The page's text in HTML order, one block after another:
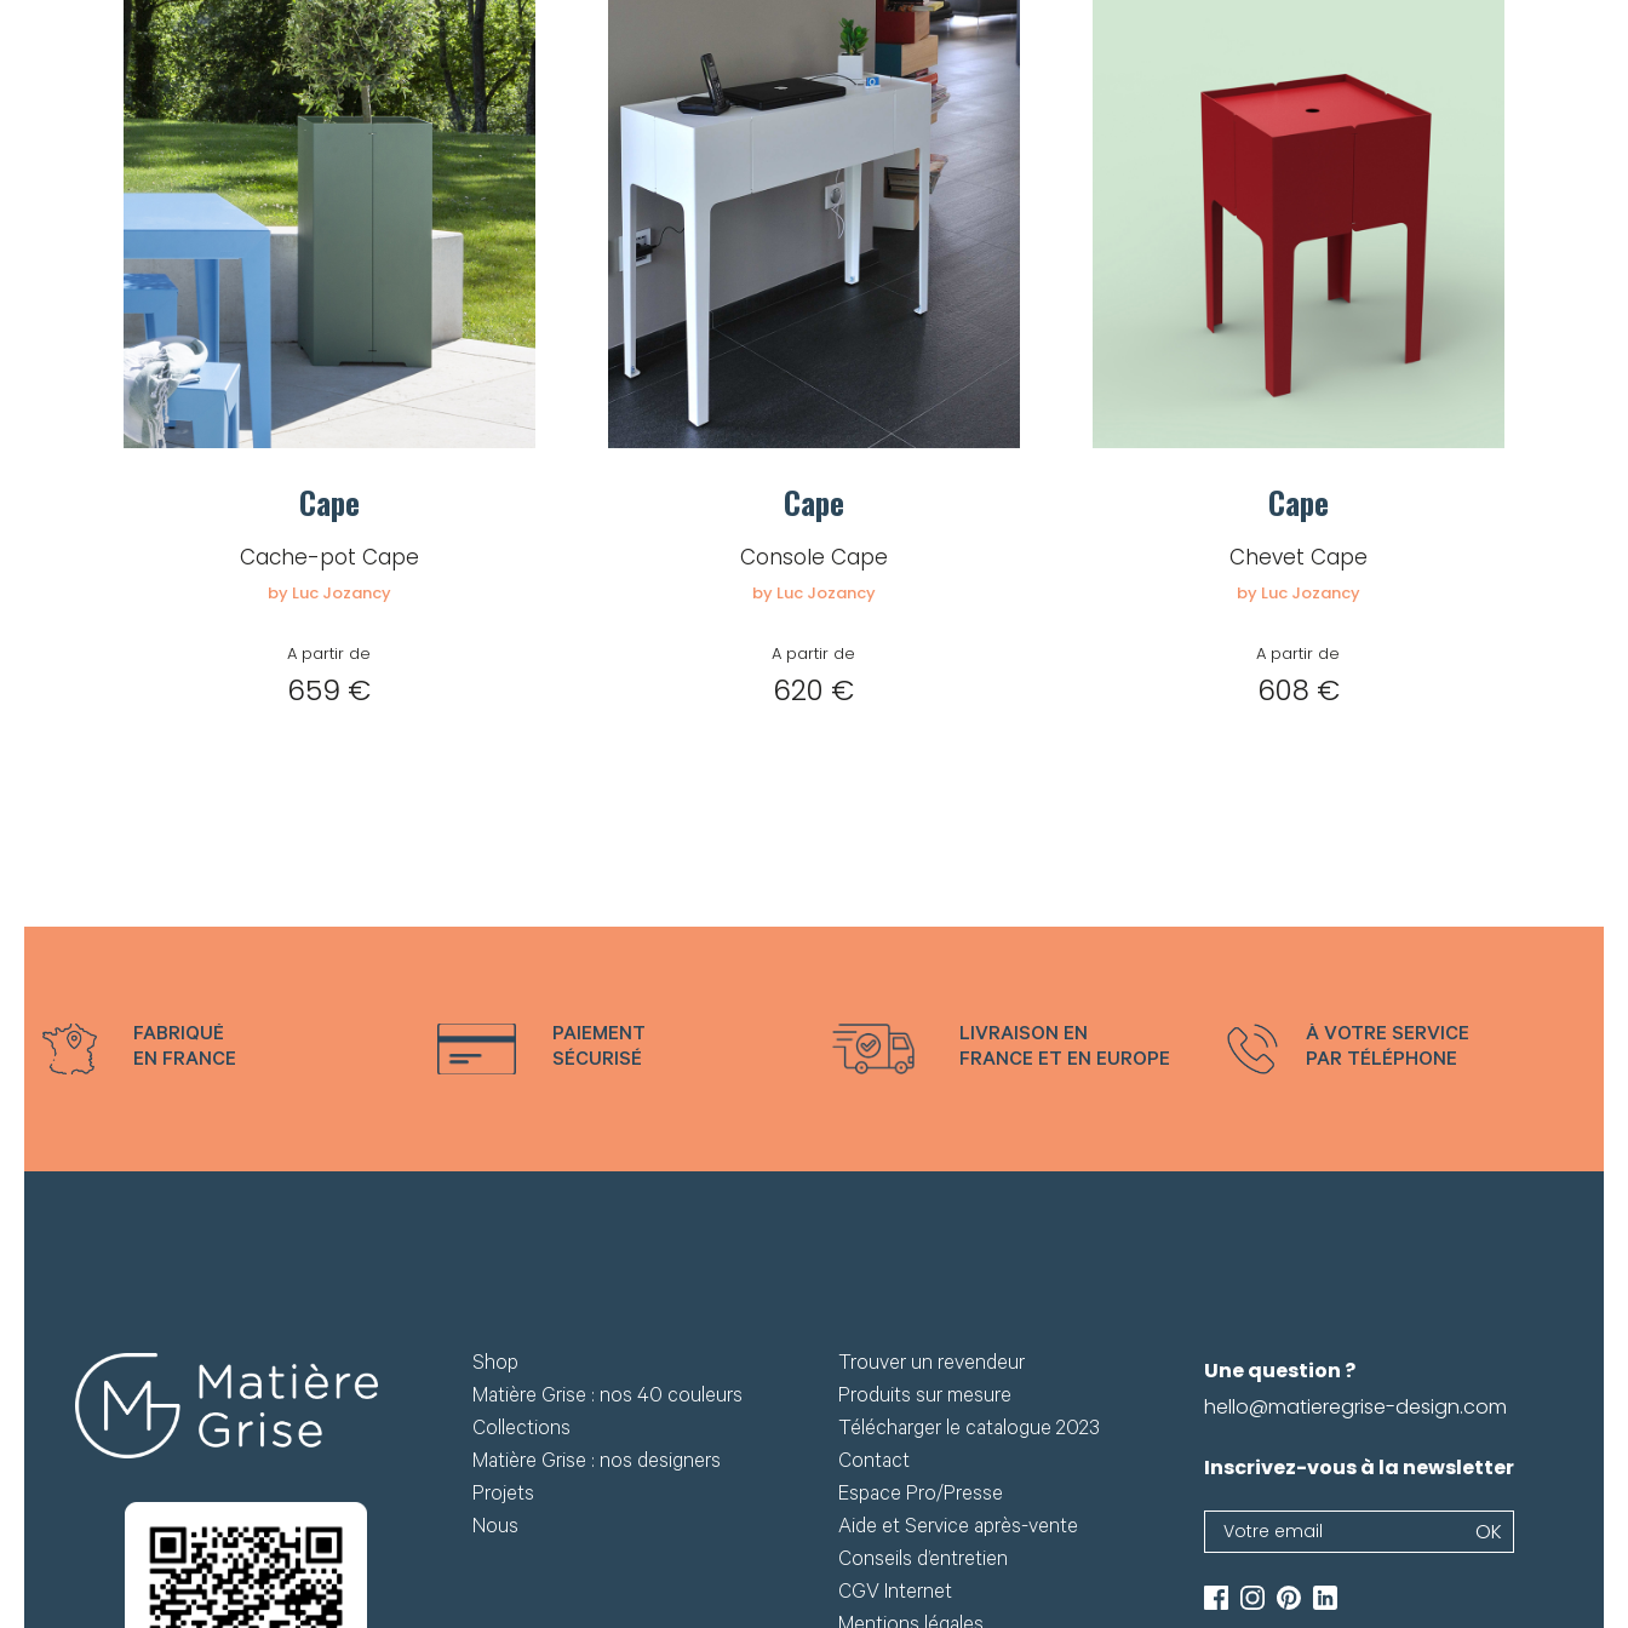
et suivez vos commandes.
Créer mon compte
techniques (fiches
techniques, modèles 3D) en
téléchargement.
Demander mon accès
Je souhaite rester connecté
J’ai perdu mon mot de passe
Cape
Cache-pot Cape
by Luc Jozancy
A partir de
659 €
Cape
Console Cape
by Luc Jozancy
A partir de
620 €
Cape
Chevet Cape
by Luc Jozancy
A partir de
608 €
FABRIQUÉ
EN FRANCE
PAIEMENT
SÉCURISÉ
LIVRAISON EN
FRANCE ET EN EUROPE
À VOTRE SERVICE
PAR TÉLÉPHONE
Shop
Matière Grise : nos 40 couleurs
Collections
Matière Grise : nos designers
Projets
Nous
Trouver un revendeur
Produits sur mesure
Télécharger le catalogue 2023
Contact
Espace Pro/Presse
Aide et Service après-vente
Conseils d’entretien
CGV Internet
Une question ?
hello@matieregrise-design.com
Inscrivez-vous à la newsletter
Newsletter
vous
OK